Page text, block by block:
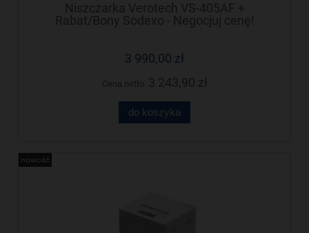
Niszczarka Verotech VS-405AF +
Rabat/Bony Sodexo - Negocjuj cenę!
3 990,00 zł
do koszyka
nowość